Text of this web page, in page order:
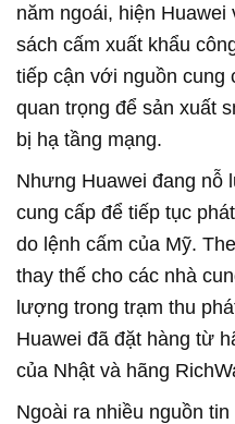
năm ngoái, hiện Huawei
sách cấm xuất khẩu
tiếp cận với nguồn cung
quan trọng để sản xuất
bị hạ tầng mạng.
Nhưng Huawei đang nỗ
cung cấp để tiếp tục
do lệnh cấm của Mỹ.
thay thế cho các nhà
lượng trong trạm thu
Huawei đã đặt hàng từ
của Nhật và hãng
Ngoài ra nhiều nguồn